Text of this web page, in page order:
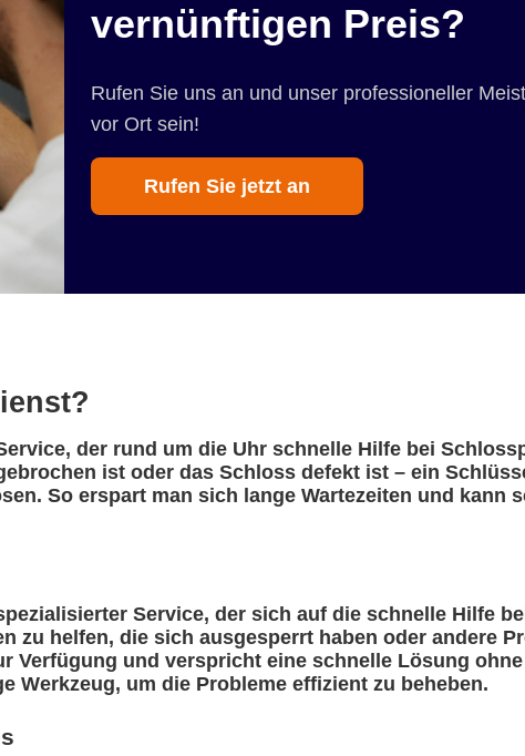
vernünftigen Preis?
Rufen Sie uns an und unser professioneller
vor Ort sein!
Rufen Sie jetzt an
der rund um die Uhr schnelle Hilfe bei
ist oder das Schloss defekt ist – ein
So erspart man sich lange Wartezeiten und kann
Service, der sich auf die schnelle Hilfe
zu helfen, die sich ausgesperrt haben oder andere
Verfügung und verspricht eine schnelle Lösung
Werkzeug, um die Probleme effizient zu beheben.